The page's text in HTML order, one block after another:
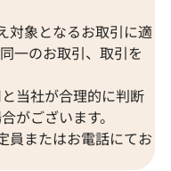
対象となるお取引に適
一のお取引、取引を
当社が合理的に判断
がございます。
員またはお電話にてお